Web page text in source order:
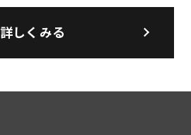
詳しくみる